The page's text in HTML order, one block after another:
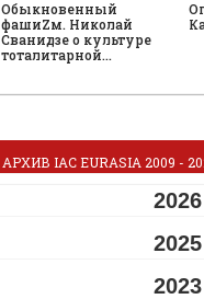
Обыкновенный
фашиZм. Николай
Сванидзе о культуре
тоталитарной…
АРХИВ IAC EURASIA 2009 -
2026
2025
2023